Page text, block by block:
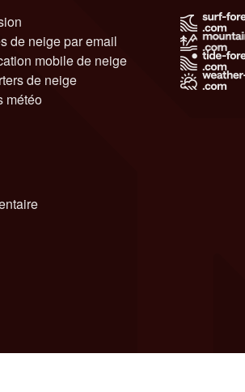
de neige par email
mobile de neige
de neige
météo